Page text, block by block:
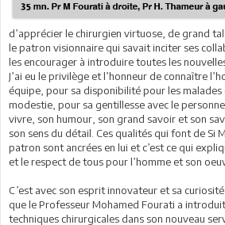
d’apprécier le chirurgien virtuose, de grand
le patron visionnaire qui savait inciter ses
les encourager à introduire toutes les
J’ai eu le privilège et l’honneur de connaître
équipe, pour sa disponibilité pour les
modestie, pour sa gentillesse avec le
vivre, son humour, son grand savoir et son
son sens du détail. Ces qualités qui font de Si
patron sont ancrées en lui et c’est ce qui
et le respect de tous pour l’homme et son
C’est avec son esprit innovateur et sa
que le Professeur Mohamed Fourati a
techniques chirurgicales dans son nouveau